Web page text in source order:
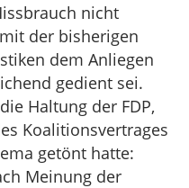
nicht
der bisherigen
dem Anliegen
gedient sei.
Haltung der FDP,
Koalitionsvertrages
getönt hatte:
Meinung der